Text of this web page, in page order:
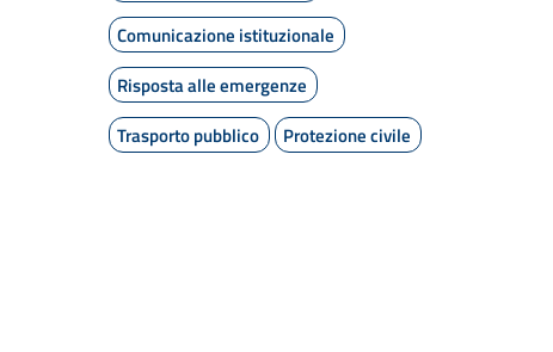
Comunicazione istituzionale
Risposta alle emergenze
Trasporto pubblico
Protezione civile